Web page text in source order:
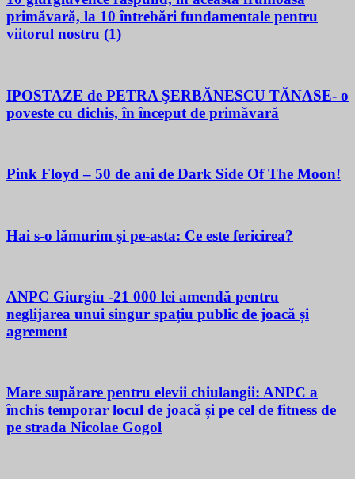
primăvară, la 10 întrebări fundamentale pentru
viitorul nostru (1)
IPOSTAZE de PETRA ŞERBĂNESCU TĂNASE- o
poveste cu dichis, în început de primăvară
Pink Floyd – 50 de ani de Dark Side Of The Moon!
Hai s-o lămurim şi pe-asta: Ce este fericirea?
ANPC Giurgiu -21 000 lei amendă pentru
neglijarea unui singur spațiu public de joacă și
agrement
Mare supărare pentru elevii chiulangii: ANPC a
închis temporar locul de joacă și pe cel de fitness de
pe strada Nicolae Gogol